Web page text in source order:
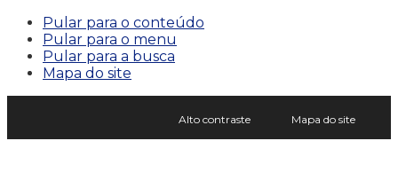
Pular para o conteúdo
Pular para o menu
Pular para a busca
Mapa do site
Alto contraste Mapa do site